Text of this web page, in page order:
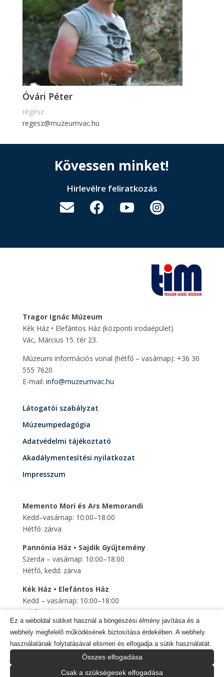
Óvári Péter
régész
regesz@muzeumvac.hu
Kövessen minket!
Hirlevélre feliratkozás
   
Tragor Ignác Múzeum
Kék Ház • Elefántos Ház (központi irodaépület)
Vác, Március 15. tér 23.
Múzeumi információs vonal (hétfő – vasárnap): +36 30
555 7620
E-mail: info@muzeumvac.hu
Látogatói szabályzat
Múzeumpedagógia
Adatvédelmi tájékoztató
Akadálymentesítési nyilatkozat
Impresszum
Memento Mori és Ars Memorandi
Kedd–vasárnap: 10:00–18:00
Hétfő: zárva
Pannónia Ház • Sajdik Gyűjtemény
Szerda – vasárnap: 10:00–18:00
Hétfő, kedd: zárva
Kék Ház • Elefántos Ház
Kedd – vasárnap: 10:00–18:00
Hétfő: zárva
Szent Mihály Altemplom
Kedd – vasárnap: 10:00–18:00
Ez a weboldal sütiket használ a böngészési élmény javítása és a
webhely megfelelő működésének biztosítása érdekében. A webhely
használatának folytatásával elismeri és elfogadja a sütik használatát.
Összes elfogadása
Csak a szükségesek elfogadása